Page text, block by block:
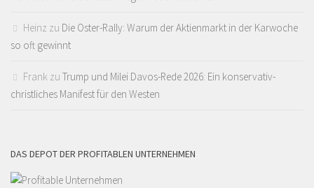
Heinz zu Die Oster-Rally: Warum der Aktienmarkt in der Karwoche
so oft gewinnt
Frank zu Trump und Milei Davos-Rede 2026: Ein konservativ-
christliches Manifest für den Westen
DAS DEPOT DER PROFITABLEN UNTERNEHMEN